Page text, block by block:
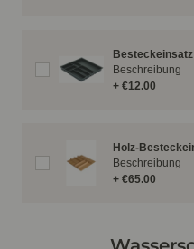
+ €12.00
Beschreibung
Holz-
+ €65.00
Beschreibung